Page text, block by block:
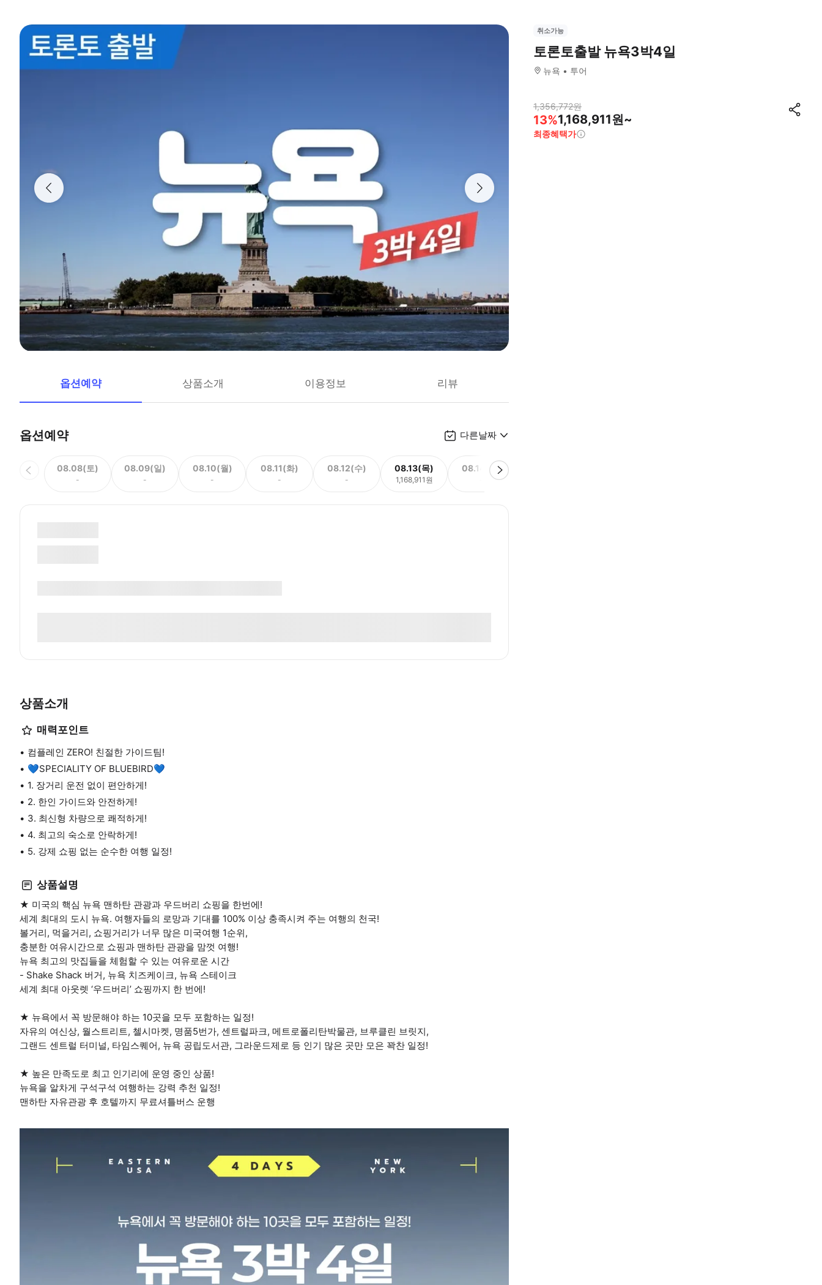
옵션예약 상품소개 이용정보 리뷰
옵션예약 다른날짜
08.08(토)
-
08.09(일)
-
08.10(월)
-
08.11(화)
-
08.12(수)
-
08.13(목)
1,168,911원
08.14(금)
상품소개
매력포인트
컴플레인 ZERO! 친절한 가이드팀!
💙SPECIALITY OF BLUEBIRD💙
1. 장거리 운전 없이 편안하게!
2. 한인 가이드와 안전하게!
3. 최신형 차량으로 쾌적하게!
4. 최고의 숙소로 안락하게!
5. 강제 쇼핑 없는 순수한 여행 일정!
상품설명
★ 미국의 핵심 뉴욕 맨하탄 관광과 우드버리 쇼핑을 한번에!
세계 최대의 도시 뉴욕. 여행자들의 로망과 기대를 100% 이상 충족시켜 주는 여행의 천국!
볼거리, 먹을거리, 쇼핑거리가 너무 많은 미국여행 1순위,
충분한 여유시간으로 쇼핑과 맨하탄 관광을 맘껏 여행!
뉴욕 최고의 맛집들을 체험할 수 있는 여유로운 시간
- Shake Shack 버거, 뉴욕 치즈케이크, 뉴욕 스테이크
세계 최대 아웃렛 ‘우드버리’ 쇼핑까지 한 번에!
★ 뉴욕에서 꼭 방문해야 하는 10곳을 모두 포함하는 일정!
자유의 여신상, 월스트리트, 첼시마켓, 명품5번가, 센트럴파크, 메트로폴리탄박물관, 브루클린 브릿지,
그랜드 센트럴 터미널, 타임스퀘어, 뉴욕 공립도서관, 그라운드제로 등 인기 많은 곳만 모은 꽉찬 일정!
★ 높은 만족도로 최고 인기리에 운영 중인 상품!
뉴욕을 알차게 구석구석 여행하는 강력 추천 일정!
맨하탄 자유관광 후 호텔까지 무료셔틀버스 운행
취소가능
토론토출발 뉴욕3박4일
뉴욕 투어
1,356,772원
13%1,168,911원~
최종혜택가